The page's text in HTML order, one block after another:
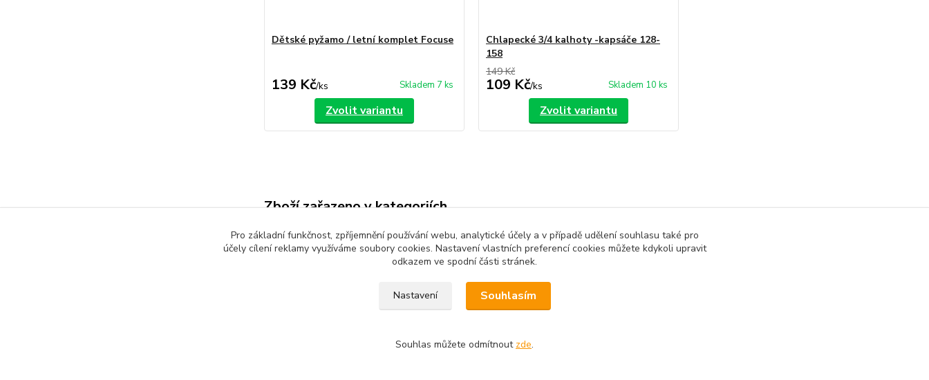
Dětské pyžamo / letní komplet Focuse
139 Kč/ks Skladem 7 ks
Zvolit variantu
Chlapecké 3/4 kalhoty -kapsáče 128-
158
149 Kč
109 Kč/ks Skladem 10 ks
Zvolit variantu
Zboží zařazeno v kategoriích
Dětské oblečení Komplety, soupravy
Pro základní funkčnost, zpříjemnění používání webu, analytické účely a v případě udělení souhlasu také pro
účely cílení reklamy využíváme soubory cookies. Nastavení vlastních preferencí cookies můžete kdykoli upravit
odkazem ve spodní části stránek.
Nastavení Souhlasím
Souhlas můžete odmítnout zde.